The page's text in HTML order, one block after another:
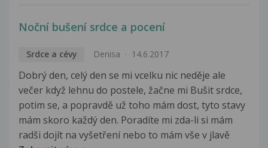
Noční bušení srdce a pocení
Srdce a cévy Denisa 14.6.2017
Dobrý den, celý den se mi vcelku nic neděje ale
večer když lehnu do postele, žačne mi Bušit srdce,
potim se, a popravdě už toho mám dost, tyto stavy
mám skoro každý den. Poradíte mi zda-li si mám
radši dojít na vyšetření nebo to mám vše v jlavě